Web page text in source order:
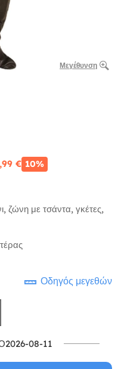
Μεγέθυνση
€ 10%
ζώνη με τσάντα, γκέτες,
Οδηγός μεγεθών
08-11